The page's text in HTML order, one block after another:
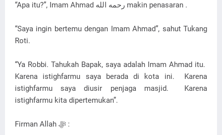
“Apa itu?”, Imam Ahmad رحمه الله‎ makin penasaran .
“Saya ingin bertemu dengan Imam Ahmad”, sahut Tukang
Roti.
“Ya Robbi. Tahukah Bapak, saya adalah Imam Ahmad itu.
Karena istighfarmu saya berada di kota ini. Karena
istighfarmu saya diusir penjaga masjid. Karena
istighfarmu kita dipertemukan”.
Firman Allah ﷻ :